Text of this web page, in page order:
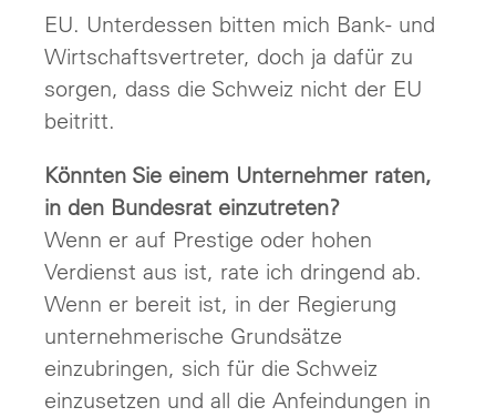
EU. Unterdessen bitten mich Bank- und
Wirtschaftsvertreter, doch ja dafür zu
sorgen, dass die Schweiz nicht der EU
beitritt.
Könnten Sie einem Unternehmer raten,
in den Bundesrat einzutreten?
Wenn er auf Prestige oder hohen
Verdienst aus ist, rate ich dringend ab.
Wenn er bereit ist, in der Regierung
unternehmerische Grundsätze
einzubringen, sich für die Schweiz
einzusetzen und all die Anfeindungen in